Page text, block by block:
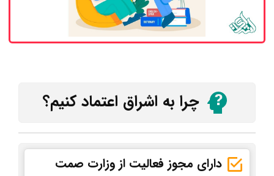
چرا به اشراق اعتماد کنیم؟
دارای مجوز فعالیت از وزارت صمت